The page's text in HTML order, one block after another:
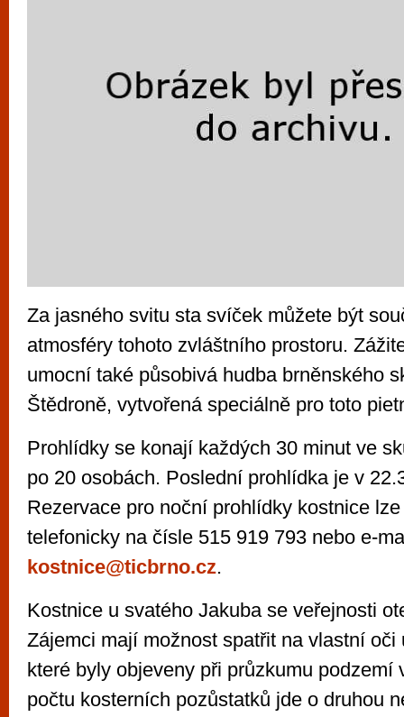
Za jasného svitu sta svíček můžete být
atmosféry tohoto zvláštního prostoru.
umocní také působivá hudba brněnského
Štědroně, vytvořená speciálně pro toto
Prohlídky se konají každých 30 minut ve
po 20 osobách. Poslední prohlídka je v
Rezervace pro noční prohlídky kostnice
telefonicky na čísle 515 919 793 nebo e-
kostnice@ticbrno.cz.
Kostnice u svatého Jakuba se veřejnosti
Zájemci mají možnost spatřit na vlastní oči
které byly objeveny při průzkumu podzemí
počtu kosterních pozůstatků jde o druhou